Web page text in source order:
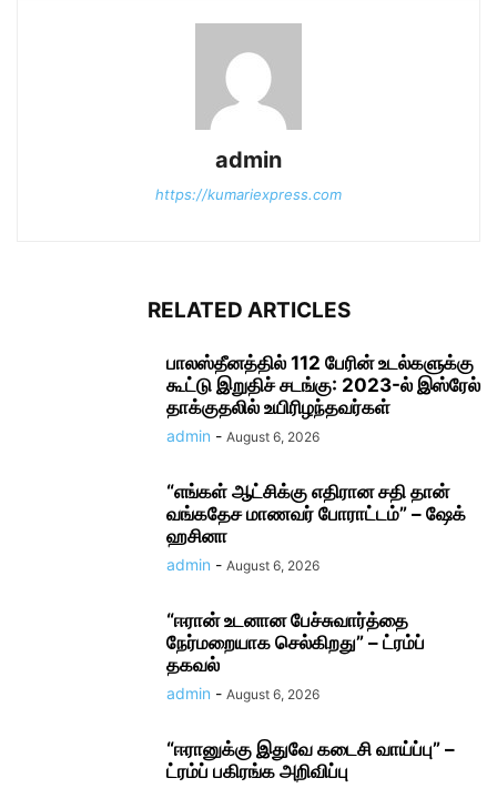
admin
https://kumariexpress.com
RELATED ARTICLES
பாலஸ்தீனத்தில் 112 பேரின் உடல்களுக்கு
கூட்டு இறுதிச் சடங்கு: 2023-ல் இஸ்ரேல்
தாக்குதலில் உயிரிழந்தவர்கள்
admin - August 6, 2026
“எங்கள் ஆட்சிக்கு எதிரான சதி தான்
வங்கதேச மாணவர் போராட்டம்” – ஷேக்
ஹசினா
admin - August 6, 2026
“ஈரான் உடனான பேச்சுவார்த்தை
நேர்மறையாக செல்கிறது” – ட்ரம்ப்
தகவல்
admin - August 6, 2026
“ஈரானுக்கு இதுவே கடைசி வாய்ப்பு” –
ட்ரம்ப் பகிரங்க அறிவிப்பு